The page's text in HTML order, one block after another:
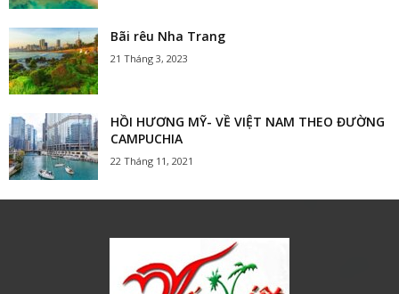
Bãi rêu Nha Trang
21 Tháng 3, 2023
HỒI HƯƠNG MỸ- VỀ VIỆT NAM THEO ĐƯỜNG
CAMPUCHIA
22 Tháng 11, 2021